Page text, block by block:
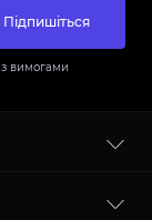
Підпишіться
з вимогами